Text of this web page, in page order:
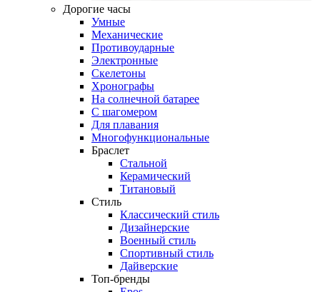
Дорогие часы
Умные
Механические
Противоударные
Электронные
Скелетоны
Хронографы
На солнечной батарее
С шагомером
Для плавания
Многофункциональные
Браслет
Стальной
Керамический
Титановый
Стиль
Классический стиль
Дизайнерские
Военный стиль
Спортивный стиль
Дайверские
Топ-бренды